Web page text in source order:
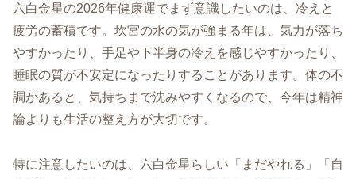
六白金星の2026年健康運でまず意識したいのは、冷えと
疲労の蓄積です。坎宮の水の気が強まる年は、気力が落ち
やすかったり、手足や下半身の冷えを感じやすかったり、
睡眠の質が不安定になったりすることがあります。体の不
調があると、気持ちまで沈みやすくなるので、今年は精神
論よりも生活の整え方が大切です。
特に注意したいのは、六白金星らしい「まだやれる」「自